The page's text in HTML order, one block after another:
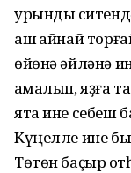
урындыҡ
аш ҡайнай
өйөнә әйләнә
ҡамалып, яҙға
ята ине себеш
Күңелле ине
Төтөн баҫыр